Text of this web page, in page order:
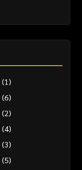
(1)
(6)
(2)
(4)
(3)
(5)